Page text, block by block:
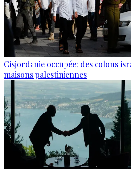
Cisjordanie occupée: des colons
maisons palestiniennes